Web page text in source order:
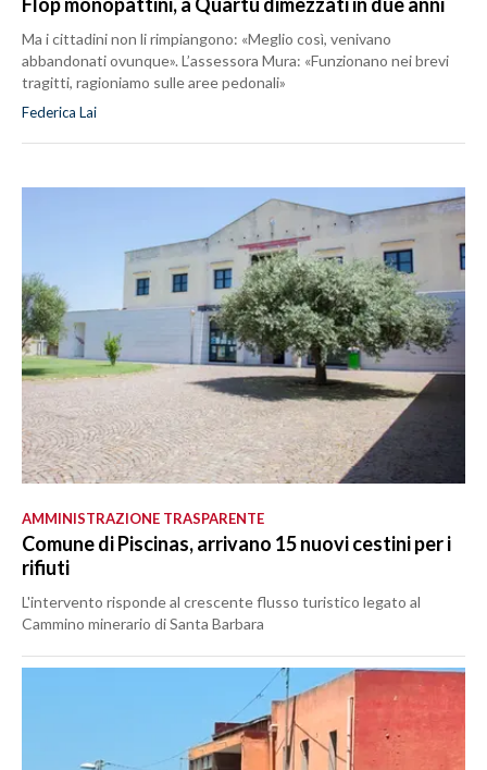
Ma i cittadini non li rimpiangono: «Meglio così, venivano
abbandonati ovunque». L’assessora Mura: «Funzionano nei brevi
tragitti, ragioniamo sulle aree pedonali»
Federica Lai
AMMINISTRAZIONE TRASPARENTE
Comune di Piscinas, arrivano 15 nuovi cestini per i
rifiuti
L'intervento risponde al crescente flusso turistico legato al
Cammino minerario di Santa Barbara